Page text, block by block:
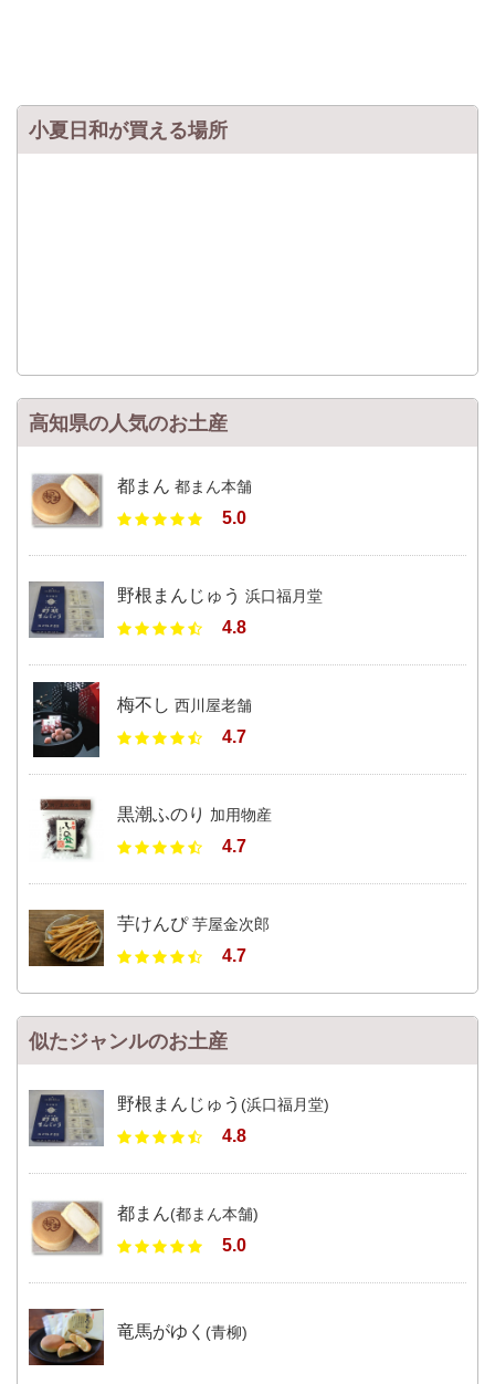
小夏日和が買える場所
高知県の人気のお土産
都まん 都まん本舗
5.0
野根まんじゅう 浜口福月堂
4.8
梅不し 西川屋老舗
4.7
黒潮ふのり 加用物産
4.7
芋けんぴ芋屋金次郎
4.7
似たジャンルのお土産
野根まんじゅう (浜口福月堂)
4.8
都まん(都まん本舗)
5.0
竜馬がゆく (青柳)